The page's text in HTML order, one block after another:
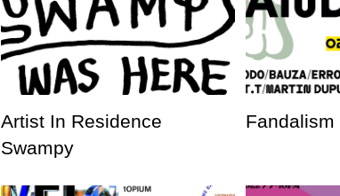
Artist In Residence
Swampy
Fandalism